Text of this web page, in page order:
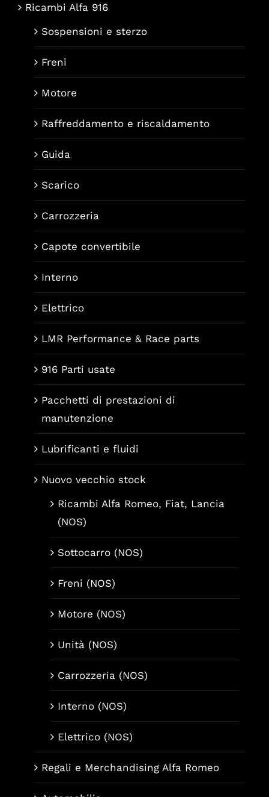
Ricambi Alfa 916
Sospensioni e sterzo
Freni
Motore
Raffreddamento e riscaldamento
Guida
Scarico
Carrozzeria
Capote convertibile
Interno
Elettrico
LMR Performance & Race parts
916 Parti usate
Pacchetti di prestazioni di
manutenzione
Lubrificanti e fluidi
Nuovo vecchio stock
Ricambi Alfa Romeo, Fiat, Lancia
(NOS)
Sottocarro (NOS)
Freni (NOS)
Motore (NOS)
Unità (NOS)
Carrozzeria (NOS)
Interno (NOS)
Elettrico (NOS)
Regali e Merchandising Alfa Romeo